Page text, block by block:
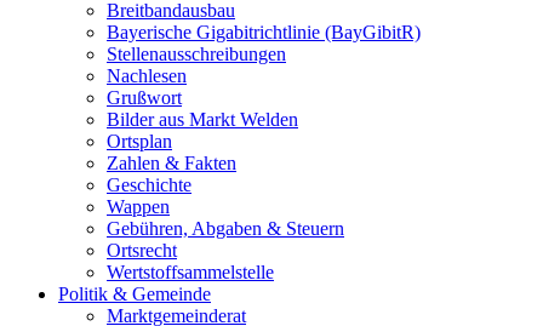
Breitbandausbau
Bayerische Gigabitrichtlinie (BayGibitR)
Stellenausschreibungen
Nachlesen
Grußwort
Bilder aus Markt Welden
Ortsplan
Zahlen & Fakten
Geschichte
Wappen
Gebühren, Abgaben & Steuern
Ortsrecht
Wertstoffsammelstelle
Politik & Gemeinde
Marktgemeinderat